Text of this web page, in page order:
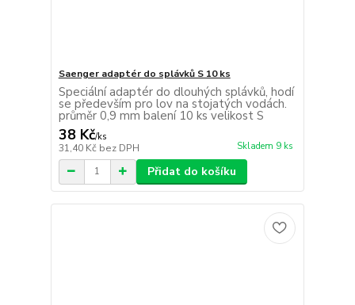
Saenger adaptér do splávků S 10 ks
Speciální adaptér do dlouhých splávků, hodí
se především pro lov na stojatých vodách.
průměr 0,9 mm balení 10 ks velikost S
38 Kč/ks
31,40 Kč bez DPH Skladem 9 ks
Přidat do košíku